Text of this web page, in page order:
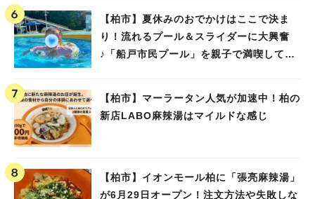
【柏市】夏休みのおでかけはここで決ま
り！流れるプール＆スライダーに大興奮
♪「船戸市民プール」を親子で満喫してき
【柏市】マーラータン人気が加速中！柏の
新店LABO麻辣湯はマイルドな感じ
【柏市】イオンモール柏に「張亮麻辣湯」
が6月29日オープン！注文方法や失敗しな